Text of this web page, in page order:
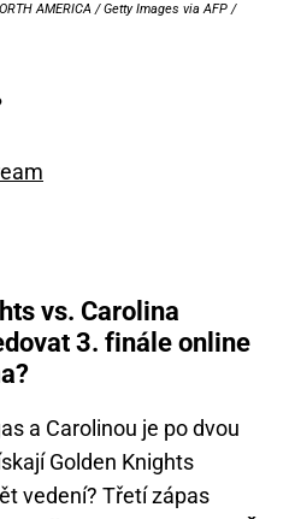
AMERICA / Getty Images via AFP /
vs. Carolina
3. finále online
a Carolinou je po dvou
Golden Knights
vedení? Třetí zápas